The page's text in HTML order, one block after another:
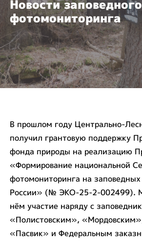
Новости заповедного
фотомониторинга
В прошлом году Центрально-
получил грантовую поддержку
фонда природы на реализацию
«Формирование национальной
фотомониторинга на заповедных
России» (№ ЭКО-25-2-002499).
нём участие наряду с
«Полистовским»,
«Пасвик» и Федеральным